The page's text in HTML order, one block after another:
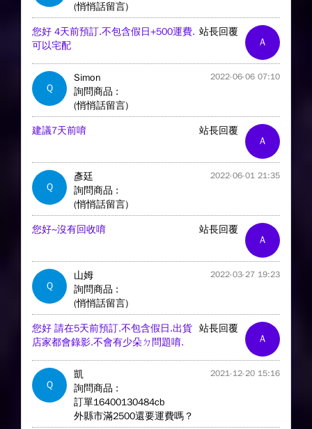
(悄悄話留言)
A
站長回覆
您好 4天前預訂.不包含假日+500運費.
可以宅配
Q
Simon 2022-06-06 07:10
詢問商品 :
(悄悄話留言)
A
站長回覆
建議7天前唷
Q
彥廷 2022-06-01 21:35
詢問商品 :
(悄悄話留言)
A
站長回覆
您好~沒有回收唷
Q
山姆 2022-03-27 19:23
詢問商品 :
(悄悄話留言)
A
站長回覆
您好 請在5天前預訂.不包含假日.出貨
店家都會錄影.不會有少朵ㄉ問題唷.
Q
凱 2021-12-20 15:16
詢問商品 :
訂單16400130484cb
外縣市滿2500還要運費嗎？